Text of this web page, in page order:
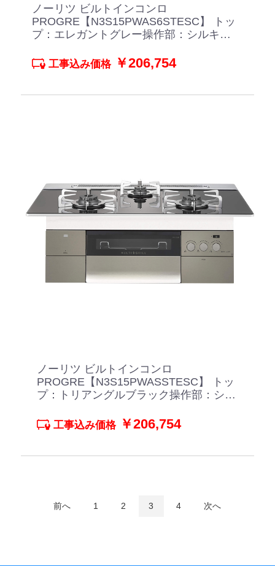
ノーリツ ビルトインコンロ
PROGRE【N3S15PWAS6STESC】 トッ
プ：エレガントグレー操作部：シルキー
工事込み価格￥206,754
ノーリツ ビルトインコンロ
PROGRE【N3S15PWASSTESC】 トッ
プ：トリアングルブラック操作部：シル
工事込み価格￥206,754
前へ 1 2 3 4 次へ